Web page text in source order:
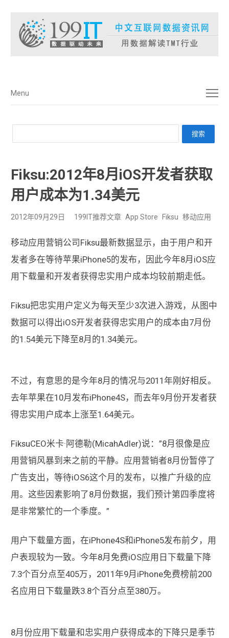
菜单
Menu
Fiksu:2012年8月iOS开发者获取
用户成本为1.34美元
2012年09月29日 199IT推荐文章 App Store Fiksu 移动应用
移动应用营销公司Fiksu最新数据显示，由于用户和开
发者多在等待苹果iPhone5的发布，因此今年8月iOS应
用下载量和开发者获得忠实用户成本均较前期走低。
Fiksu把忠实用户定义为每天至少3次进入游戏，从图中
数据可以得出iOS开发者获得忠实用户的成本由7月份
的1.54美元下降至8月的1.34美元。
不过，有意思的是今年8月的情况与2011年刚好相反。
去年苹果在10月发布iPhone4S，而去年9月份开发者获
得忠实用户成本上涨至1.64美元。
FiksuCEO米卡·阿德勒(MicahAdler)说：”8月很像是应
用营销风暴到来之前的平静。应用营销者8月份暂停了
广告支出，等待iOS6这个月的发布，以推广升级的应
用。这些因素影响了8月份数据，我们预计第四季度将
是非常繁忙的一个季度。”
用户下载量方面，在iPhone4S和iPhone5发布前夕，用
户表现较为一致。今年8月免费iOS应用日下载量下降
7.3个百分点至405万，2011年9月iPhone免费榜前200
名应用日下载量跌3.8个百分点至380万。
8月份应用下载量和忠实用户获得成本的下降只是季节